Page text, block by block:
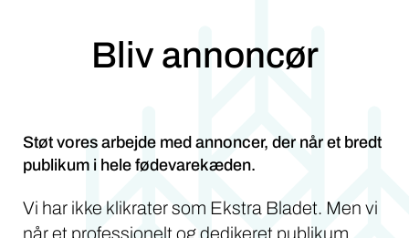
Bliv annoncør
Støt vores arbejde med annoncer, der når et bredt
publikum i hele fødevarekæden.
Vi har ikke klikrater som Ekstra Bladet. Men vi
når et professionelt og dedikeret publikum.